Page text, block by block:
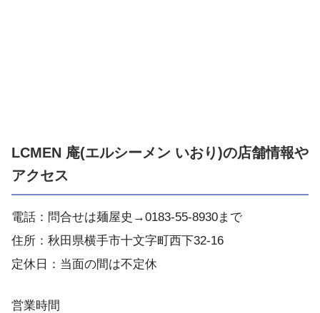
LCMEN 庵(エルシーメン いおり)の店舗情報や
アクセス
電話：問合せは麺屋史→0183-55-8930まで
住所：秋田県横手市十文字町西下32-16
定休日：当面の間は不定休
営業時間